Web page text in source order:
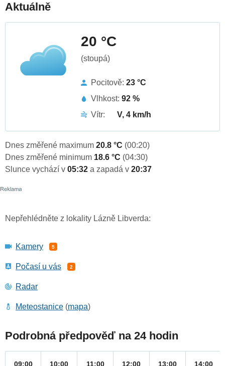
Aktuálně
20 °C
(stoupá)
Pocitově: 23 °C
Vlhkost: 92 %
Vítr:
V, 4 km/h
Dnes změřené maximum 20.8 °C (00:20)
Dnes změřené minimum 18.6 °C (04:30)
Slunce vychází v 05:32 a zapadá v 20:37
Nepřehlédněte z lokality Lázně Libverda:
Kamery 5
Počasí u vás 2
Radar
Meteostanice (mapa)
Podrobná předpověď na 24 hodin
09:00 10:00 11:00 12:00 13:00 14:00